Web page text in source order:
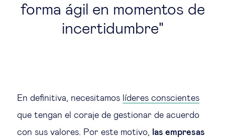
forma ágil en momentos de
incertidumbre
En definitiva, necesitamos líderes conscientes
que tengan el coraje de gestionar de acuerdo
con sus valores. Por este motivo, las empresas